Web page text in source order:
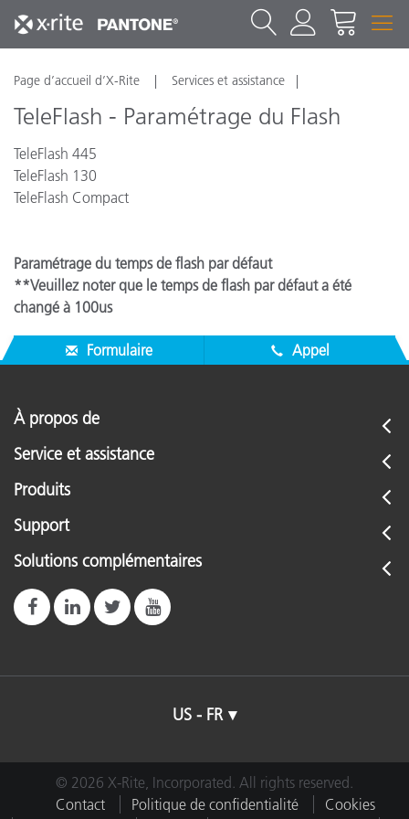
Page d’accueil d’X-Rite Services et assistance
TeleFlash - Paramétrage du Flash
TeleFlash 445
TeleFlash 130
TeleFlash Compact
Paramétrage du temps de flash par défaut
**Veuillez noter que le temps de flash par défaut a été
changé à 100us
Formulaire Appel
À propos de
Service et assistance
Produits
Support
Solutions complémentaires
US - FR
© 2026 X-Rite, Incorporated. All rights reserved.
Contact
Politique de confidentialité
Cookies